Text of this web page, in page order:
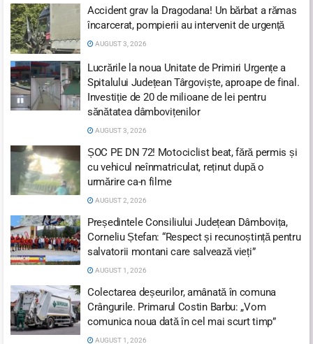
Accident grav la Dragodana! Un bărbat a rămas
încarcerat, pompierii au intervenit de urgență
AUGUST 3, 2026
Lucrările la noua Unitate de Primiri Urgențe a
Spitalului Județean Târgoviște, aproape de final.
Investiție de 20 de milioane de lei pentru
sănătatea dâmbovițenilor
AUGUST 3, 2026
ȘOC PE DN 72! Motociclist beat, fără permis și
cu vehicul neînmatriculat, reținut după o
urmărire ca-n filme
AUGUST 2, 2026
Președintele Consiliului Județean Dâmbovița,
Corneliu Ștefan: “Respect și recunoștință pentru
salvatorii montani care salvează vieți”
AUGUST 1, 2026
Colectarea deșeurilor, amânată în comuna
Crângurile. Primarul Costin Barbu: „Vom
comunica noua dată în cel mai scurt timp”
AUGUST 1, 2026